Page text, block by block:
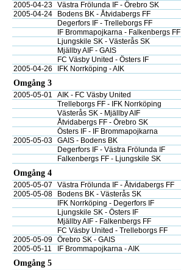
2005-04-23 Västra Frölunda IF - Örebro SK
2005-04-24
Bodens BK - Åtvidabergs FF
Degerfors IF - Trelleborgs FF
IF Brommapojkarna - Falkenbergs FF
Ljungskile SK - Västerås SK
Mjällby AIF - GAIS
FC Väsby United - Östers IF
2005-04-26
IFK Norrköping - AIK
Omgång 3
2005-05-01 AIK - FC Väsby United
Trelleborgs FF - IFK Norrköping
Västerås SK - Mjällby AIF
Åtvidabergs FF - Örebro SK
Östers IF - IF Brommapojkarna
2005-05-03 GAIS - Bodens BK
Degerfors IF - Västra Frölunda IF
Falkenbergs FF - Ljungskile SK
Omgång 4
2005-05-07 Västra Frölunda IF - Åtvidabergs FF
2005-05-08
Bodens BK - Västerås SK
IFK Norrköping - Degerfors IF
Ljungskile SK - Östers IF
Mjällby AIF - Falkenbergs FF
FC Väsby United - Trelleborgs FF
2005-05-09 Örebro SK - GAIS
2005-05-11
IF Brommapojkarna - AIK
Omgång 5